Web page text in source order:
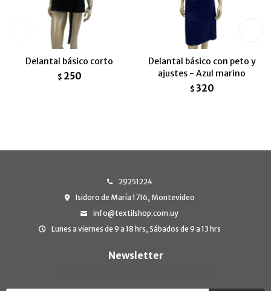
Delantal básico corto
$ 250
Delantal básico con peto y
ajustes - Azul marino
$ 320
29251224
Isidoro de María 1716, Montevideo
info@textilshop.com.uy
Lunes a viernes de 9 a 18 hrs, Sábados de 9 a 13 hrs
Newsletter